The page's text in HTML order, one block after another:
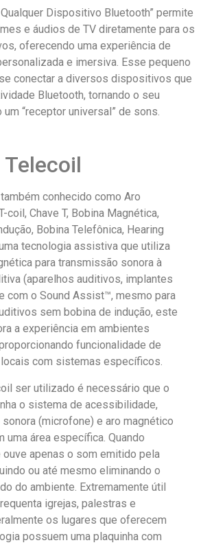
Dispositivo Bluetooth” permite
e áudios de TV diretamente para os
oferecendo uma experiência de
e imersiva. Esse pequeno
conectar a diversos dispositivos que
Bluetooth, tornando o seu
“receptor universal” de sons.
Telecoil
conhecido como Aro
coil, Chave T, Bobina Magnética,
Bobina Telefônica, Hearing
tecnologia assistiva que utiliza
para transmissão sonora à
(aparelhos auditivos, implantes
com o Sound Assist™, mesmo para
sem bobina de indução, este
a experiência em ambientes
funcionalidade de
locais com sistemas específicos.
ser utilizado é necessário que o
o sistema de acessibilidade,
(microfone) e aro magnético
uma área específica. Quando
ouve apenas o som emitido pela
ou até mesmo eliminando o
do ambiente. Extremamente útil
igrejas, palestras e
os lugares que oferecem
possuem uma plaquinha com